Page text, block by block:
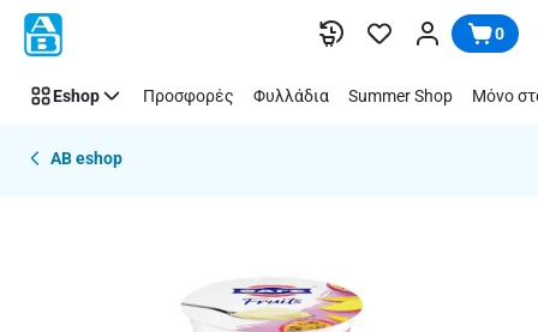
Παράλειψη 0
Eshop Προσφορές Φυλλάδια Summer Shop Μόνο
AB eshop